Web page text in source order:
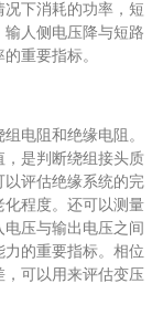
下消耗的功率，短
人侧电压降与短路
重要指标。
电阻和绝缘电阻。
是判断绕组接头质
评估绝缘系统的完
程度。还可以测量
压与输出电压之间
的重要指标。相位
可以用来评估变压